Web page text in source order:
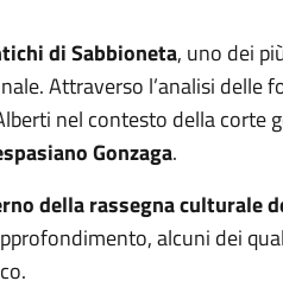
di Sabbioneta, uno dei
Attraverso l’analisi delle
nel contesto della corte
Gonzaga.
della rassegna culturale
alcuni dei